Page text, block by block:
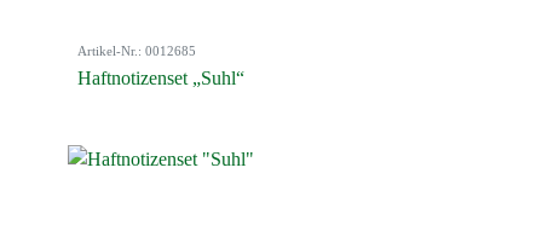
Artikel-Nr.: 0012685
Haftnotizenset „Suhl“